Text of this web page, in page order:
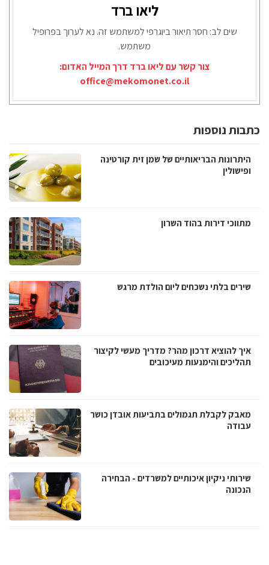
ליאו ברד
שים לב: חסר תיאור ביוגרפי למשתמש זה. נא לערוך בפרופיל
משתמש.
צור קשר עם ליאו ברד דרך המייל האדום:
office@mekomonet.co.il
כתבות נוספות
היתרונות הבריאותיים של שמן זית קורטינה
ופישולין
מתווכי דירות בהוד השרון
שירים בלתי נשכחים ליום הולדת מרגש
איך להוציא דרכון מהר? מדריך מעשי לקיצור
תהליכים והימנעות מעיכובים
מאבק לקבלת תגמולים בתביעות אובדן כושר
עבודה
שירותי ניקיון איכותיים למשרדים - הבחירה
הנכונה